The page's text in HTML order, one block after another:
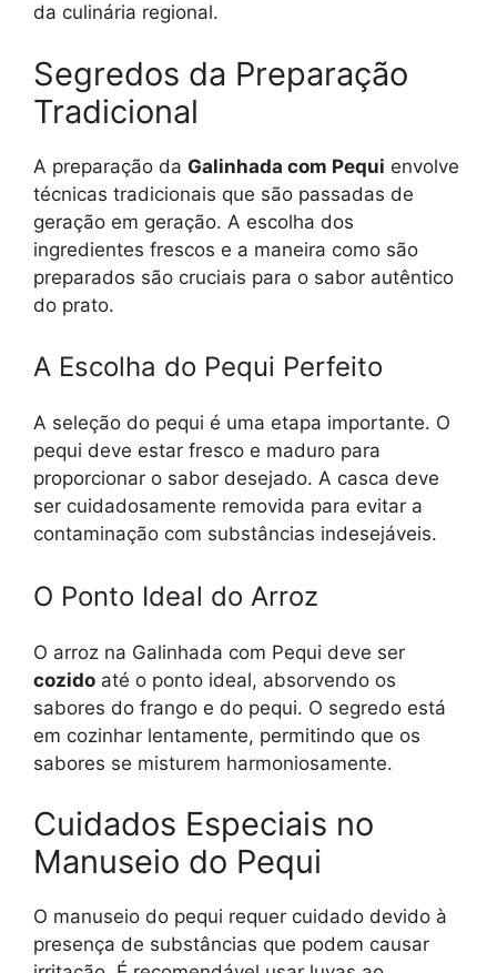
da culinária regional.
Segredos da Preparação
Tradicional
A preparação da Galinhada com Pequi envolve
técnicas tradicionais que são passadas de
geração em geração. A escolha dos
ingredientes frescos e a maneira como são
preparados são cruciais para o sabor autêntico
do prato.
A Escolha do Pequi Perfeito
A seleção do pequi é uma etapa importante. O
pequi deve estar fresco e maduro para
proporcionar o sabor desejado. A casca deve
ser cuidadosamente removida para evitar a
contaminação com substâncias indesejáveis.
O Ponto Ideal do Arroz
O arroz na Galinhada com Pequi deve ser
cozido até o ponto ideal, absorvendo os
sabores do frango e do pequi. O segredo está
em cozinhar lentamente, permitindo que os
sabores se misturem harmoniosamente.
Cuidados Especiais no
Manuseio do Pequi
O manuseio do pequi requer cuidado devido à
presença de substâncias que podem causar